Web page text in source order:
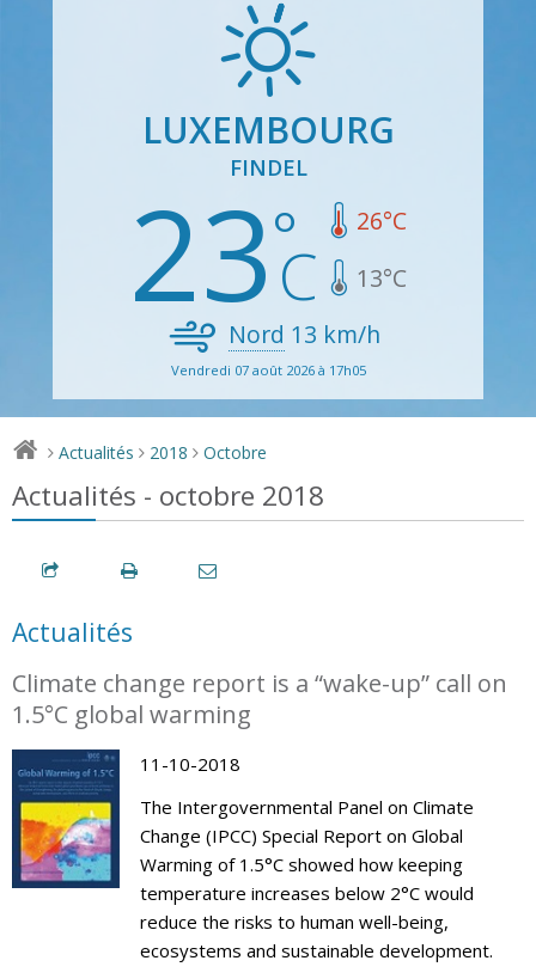
LUXEMBOURG
FINDEL
23 26°C
13°C
Nord 13 km/h
Vendredi 07 août 2026 à 17h05
> Actualités > 2018 > Octobre
Actualités - octobre 2018
Actualités
Climate change report is a “wake-up” call on
1.5°C global warming
11-10-2018
The Intergovernmental Panel on Climate
Change (IPCC) Special Report on Global
Warming of 1.5°C showed how keeping
temperature increases below 2°C would
reduce the risks to human well-being,
ecosystems and sustainable development.